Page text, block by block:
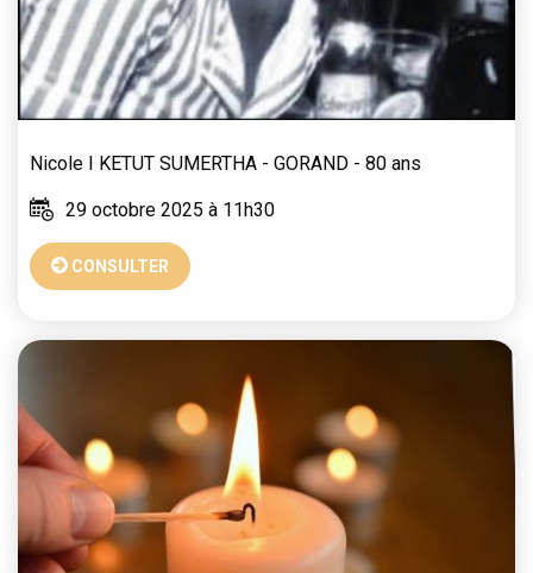
Nicole I KETUT SUMERTHA - GORAND - 80 ans
29 octobre 2025 à 11h30
CONSULTER